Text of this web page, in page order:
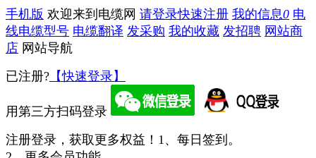
手机版 欢迎来到电缆网 请登录快速注册 我的信息0 电
线电缆型号 电缆翻译 发采购 我的收藏 发招聘 网站商
店 网站导航
已注册? 【快速登录】
用第三方扫码登录
注册登录，获取更多权益！ 1、每日签到。